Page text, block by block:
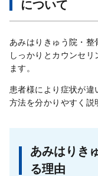
について
あみはりきゅう院・整
しっかりとカウンセ
ます。
患者様により症状が
方法を分かりやすく説
あみはりき
る理由